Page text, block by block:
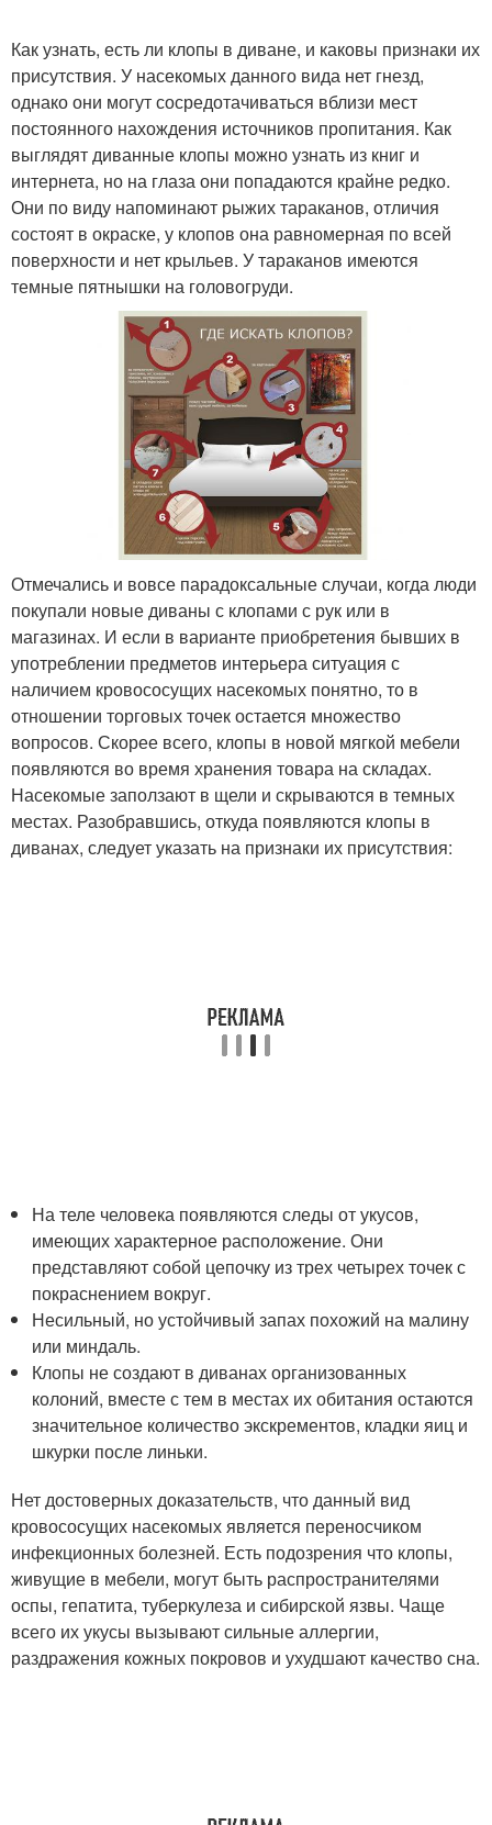
Как узнать, есть ли клопы в диване, и каковы признаки их
присутствия. У насекомых данного вида нет гнезд,
однако они могут сосредотачиваться вблизи мест
постоянного нахождения источников пропитания. Как
выглядят диванные клопы можно узнать из книг и
интернета, но на глаза они попадаются крайне редко.
Они по виду напоминают рыжих тараканов, отличия
состоят в окраске, у клопов она равномерная по всей
поверхности и нет крыльев. У тараканов имеются
темные пятнышки на головогруди.
Отмечались и вовсе парадоксальные случаи, когда люди
покупали новые диваны с клопами с рук или в
магазинах. И если в варианте приобретения бывших в
употреблении предметов интерьера ситуация с
наличием кровососущих насекомых понятно, то в
отношении торговых точек остается множество
вопросов. Скорее всего, клопы в новой мягкой мебели
появляются во время хранения товара на складах.
Насекомые заползают в щели и скрываются в темных
местах. Разобравшись, откуда появляются клопы в
диванах, следует указать на признаки их присутствия:
На теле человека появляются следы от укусов,
имеющих характерное расположение. Они
представляют собой цепочку из трех четырех точек с
покраснением вокруг.
Несильный, но устойчивый запах похожий на малину
или миндаль.
Клопы не создают в диванах организованных
колоний, вместе с тем в местах их обитания остаются
значительное количество экскрементов, кладки яиц и
шкурки после линьки.
Нет достоверных доказательств, что данный вид
кровососущих насекомых является переносчиком
инфекционных болезней. Есть подозрения что клопы,
живущие в мебели, могут быть распространителями
оспы, гепатита, туберкулеза и сибирской язвы. Чаще
всего их укусы вызывают сильные аллергии,
раздражения кожных покровов и ухудшают качество сна.